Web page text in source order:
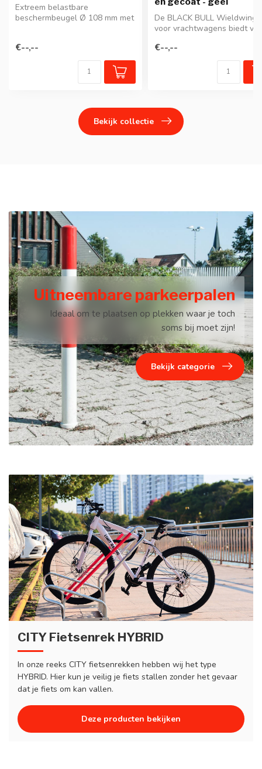
Extreem belastbare
beschermbeugel Ø 108 mm met
€--,--
De BLACK BULL
voor vrachtwagens biedt
€--,--
Bekijk collectie
Uitneembare parkeerpalen
Ideaal om te plaatsen op plekken waar je toch
soms bij moet zijn!
Bekijk categorie
CITY Fietsenrek HYBRID
In onze reeks CITY fietsenrekken hebben wij het type
HYBRID. Hier kun je veilig je fiets stallen zonder het gevaar
dat je fiets om kan vallen.
Deze producten bekijken